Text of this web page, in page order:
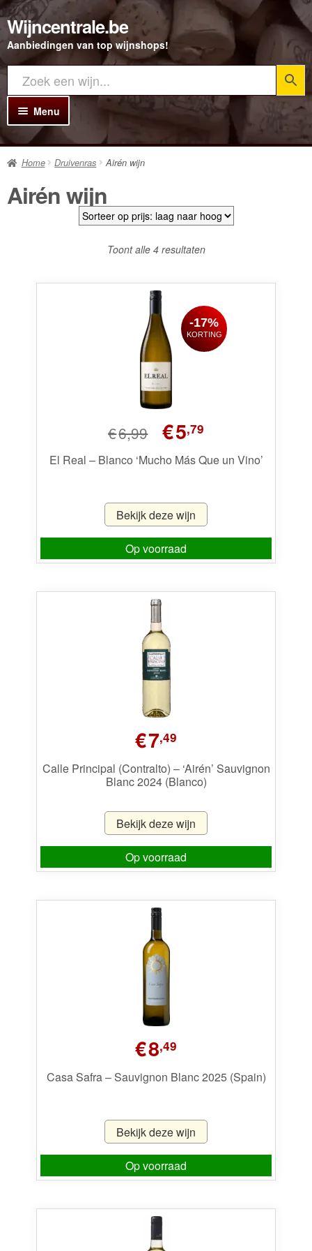
Ga
door
naar
navigatie
Ga
direct
naar
inhoud
Wijncentrale.be
Aanbiedingen van top wijnshops!
Menu
Home
Alle Wijnen
Witte wijn
Rosé wijn
Bubbels
Porto
Wijnpakketten
Kleine flesjes
Magnums
Cadeaubonnen
Home Druivenras Airén wijn
Airén wijn
Toont alle 4 resultatenGesorteerd
prijs:
naar
hoog
€6,99
Oorspronkelijke
prijs
was:
€5,79Huidige
is:
El Real – Blanco ‘Mucho Más Que un Vino’
-17%
KORTING
Bekijk deze wijn
Op voorraad
€7,49
Calle Principal (Contralto) – ‘Airén’ Sauvignon
Blanc 2024 (Blanco)
Bekijk deze wijn
Op voorraad
€8,49
Casa Safra – Sauvignon Blanc 2025 (Spain)
Bekijk deze wijn
Op voorraad